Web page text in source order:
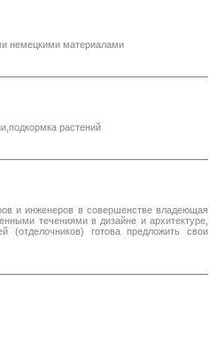
немецкими материалами
растений
и инженеров в совершенстве владеющая
течениями в дизайне и архитектуре,
(отделочников) готова предложить свои